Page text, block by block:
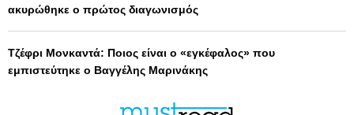
ακυρώθηκε ο πρώτος διαγωνισμός
Τζέφρι Μονκαντά: Ποιος είναι ο «εγκέφαλος» που
εμπιστεύτηκε ο Βαγγέλης Μαρινάκης